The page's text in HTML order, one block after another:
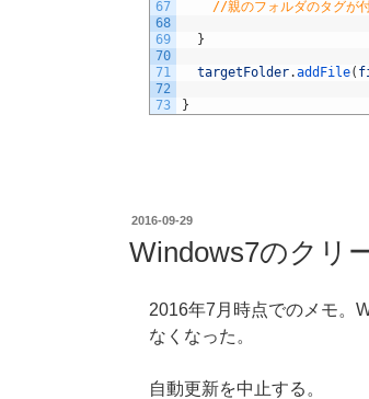
67
68
69
70
71
72
73
//親のフォルダのタグが
}
targetFolder.addFile(
}
投
日:
2016-09-29
Windows7のクリ
2016年7月時点でのメモ。
なくなった。
自動更新を中止する。